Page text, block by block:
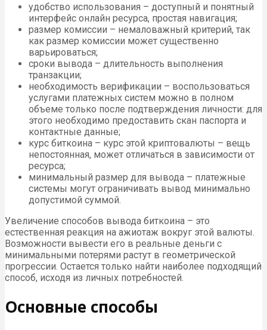
удобство использования – доступный и понятный
интерфейс онлайн ресурса, простая навигация;
размер комиссии – немаловажный критерий, так
как размер комиссии может существенно
варьироваться;
сроки вывода – длительность выполнения
транзакции;
необходимость верификации – воспользоваться
услугами платежных систем можно в полном
объеме только после подтверждения личности: для
этого необходимо предоставить скан паспорта и
контактные данные;
курс биткоина – курс этой криптовалюты – вещь
непостоянная, может отличаться в зависимости от
ресурса;
минимальный размер для вывода – платежные
системы могут ограничивать вывод минимально
допустимой суммой.
Увеличение способов вывода биткоина – это
естественная реакция на ажиотаж вокруг этой валюты.
Возможности вывести его в реальные деньги с
минимальными потерями растут в геометрической
прогрессии. Остается только найти наиболее подходящий
способ, исходя из личных потребностей.
Основные способы